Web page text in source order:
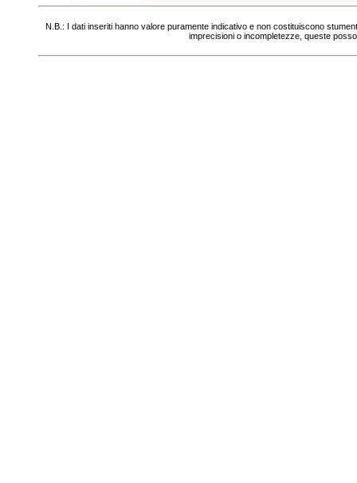
N.B.: I dati inseriti hanno valore puramente indicativo e non costituiscono
imprecisioni o incompletezze, queste